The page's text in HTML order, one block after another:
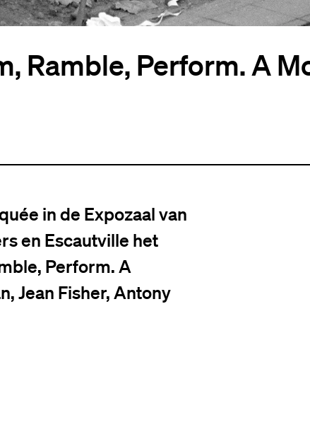
Ramble, Perform. A
in de Expozaal van
en Escautville het
Perform. A
Jean Fisher, Antony